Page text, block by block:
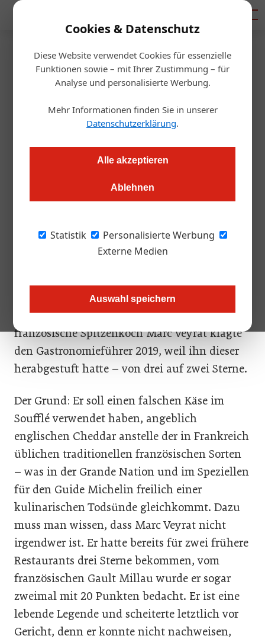
Cookies & Datenschutz
Diese Website verwendet Cookies für essenzielle
Funktionen sowie – mit Ihrer Zustimmung – für
Analyse und personalisierte Werbung.
Mehr Informationen finden Sie in unserer
Datenschutzerklärung.
Alle akzeptieren
Ablehnen
Statistik
Personalisierte Werbung
Externe Medien
Auswahl speichern
Startseite/Gastro & Hotel
Feiert der Guide Michelin ein
Comeback in Österreich?
Der Ruf nach einem eigenen Guide Michelin für Österreich
wird wieder lauter. Vieles spricht dafür, aber es gibt auch
Hauben: Was bringen Auszeichnungen? Und funktioniert
gehobene Küche nicht auch ohne sie?
einnimmt, lässt sich am besten anhand eines
kleinen Beispiels verdeutlichen: Der
französische Spitzenkoch Marc Veyrat klagte
den Gastronomieführer 2019, weil ihn dieser
herabgestuft hatte – von drei auf zwei Sterne.
Der Grund: Er soll einen falschen Käse im
Soufflé verwendet haben, angeblich
englischen Cheddar anstelle der in Frankreich
üblichen traditionellen französischen Sorten
– was in der Grande Nation und im Speziellen
für den Guide Michelin freilich einer
kulinarischen Todsünde gleichkommt. Dazu
muss man wissen, dass Marc Veyrat nicht
irgendwer ist. Er hatte bereits für zwei frühere
Restaurants drei Sterne bekommen, vom
französischen Gault Millau wurde er sogar
zweimal mit 20 Punkten bedacht. Er ist eine
lebende Legende und scheiterte letztlich vor
Gericht, denn er konnte nicht nachweisen,